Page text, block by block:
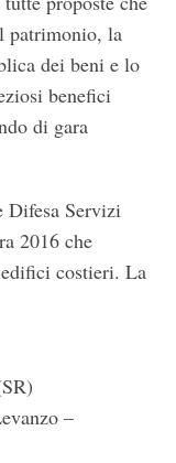
patrimonio, la
dei beni e lo
benefici
di gara
Difesa Servizi
2016 che
costieri. La
–